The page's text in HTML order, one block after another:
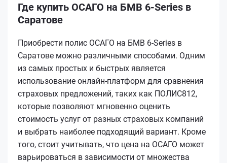
Где купить ОСАГО на БМВ 6-Series в
Саратове
Приобрести полис ОСАГО на БМВ 6-Series в
Саратове можно различными способами. Одним
из самых простых и быстрых является
использование онлайн-платформ для сравнения
страховых предложений, таких как ПОЛИС812,
которые позволяют мгновенно оценить
стоимость услуг от разных страховых компаний
и выбрать наиболее подходящий вариант. Кроме
того, стоит учитывать, что цена на ОСАГО может
варьироваться в зависимости от множества